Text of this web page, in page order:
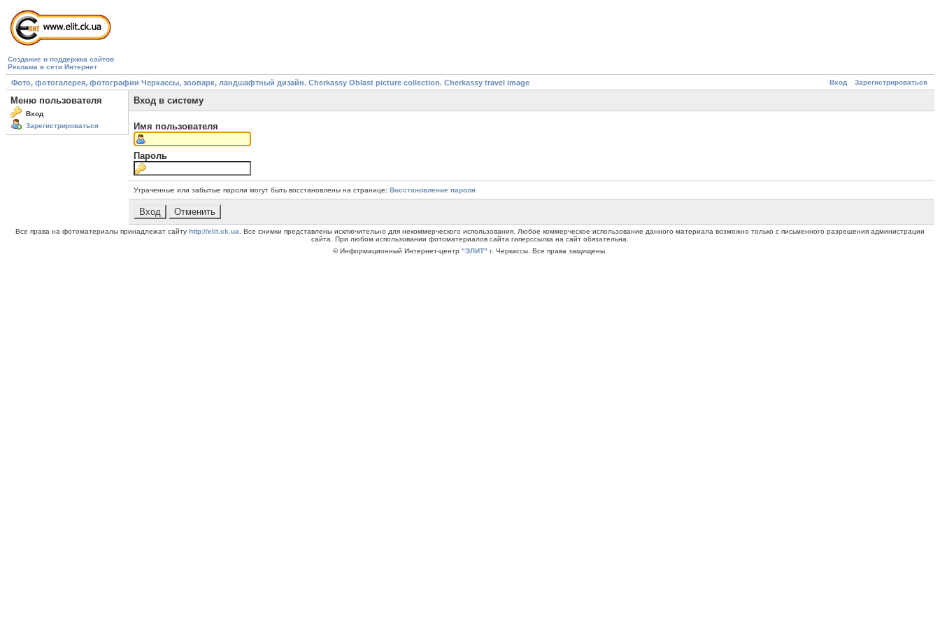
Создание и поддержка сайтов
Реклама в сети Интернет
Вход
Зарегистрироваться
Фото, фотогалерея, фотографии Черкассы, зоопарк, ландшафтный дизайн. Cherkassy Oblast picture collection. Cherkassy travel image
Меню пользователя
Вход
Зарегистрироваться
Вход в систему
Имя пользователя
Пароль
Утраченные или забытые пароли могут быть восстановлены на странице: Восстановление пароля
Все права на фотоматериалы принадлежат сайту http://elit.ck.ua . Все снимки представлены исключительно для некоммерческого использования. Любое коммерческое использование данного материала возможно только с письменного разрешения администрации
сайта. При любом использовании фотоматериалов сайта гиперссылка на сайт обязательна.
© Информационный Интернет-центр "ЭЛИТ" г. Черкассы. Все права защищены.